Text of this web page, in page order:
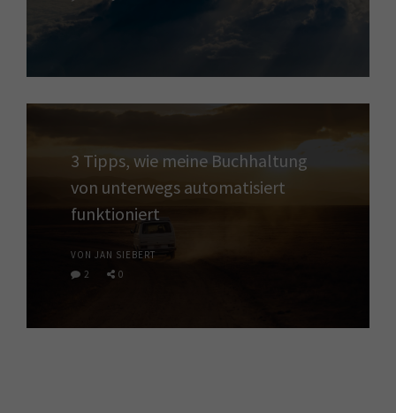
3 Tipps, wie meine Buchhaltung
von unterwegs automatisiert
funktioniert
VON JAN SIEBERT
2
0